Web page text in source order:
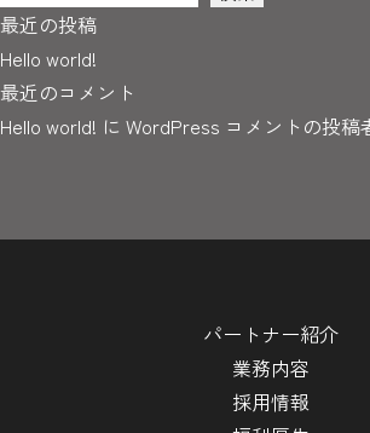
最近の投稿
Hello world!
最近のコメント
Hello world! に WordPress コメントの投稿
パートナー紹介
業務内容
採用情報